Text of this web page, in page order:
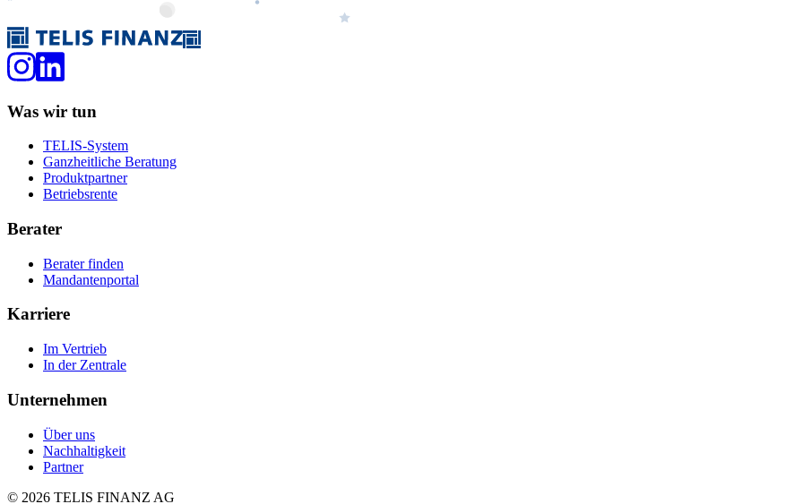
Was wir tun
TELIS-System
Ganzheitliche Beratung
Produktpartner
Betriebsrente
Berater
Berater finden
Mandantenportal
Karriere
Im Vertrieb
In der Zentrale
Unternehmen
Über uns
Nachhaltigkeit
Partner
© 2026 TELIS FINANZ AG